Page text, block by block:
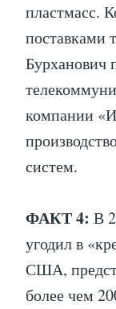
пластмасс.
поставками
Бурханович
компании
систем.
ФАКТ 4: В
угодил в
США,
более чем